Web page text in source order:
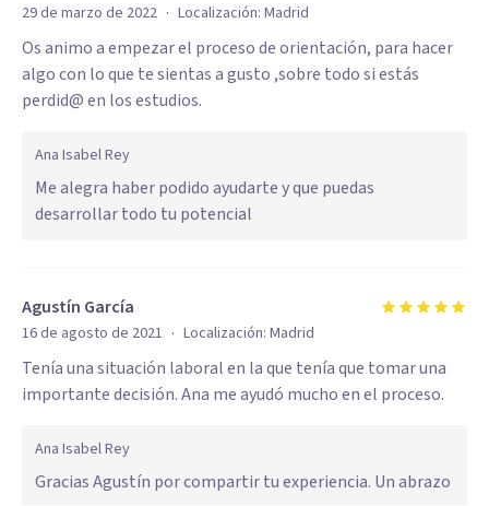
29 de marzo de 2022 · Localización: Madrid
Os animo a empezar el proceso de orientación, para hacer
algo con lo que te sientas a gusto ,sobre todo si estás
perdid@ en los estudios.
Ana Isabel Rey
Me alegra haber podido ayudarte y que puedas
desarrollar todo tu potencial
Agustín García
16 de agosto de 2021 · Localización: Madrid
Tenía una situación laboral en la que tenía que tomar una
importante decisión. Ana me ayudó mucho en el proceso.
Ana Isabel Rey
Gracias Agustín por compartir tu experiencia. Un abrazo